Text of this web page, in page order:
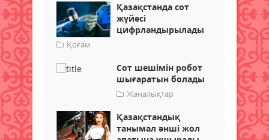
Қазақстанда сот
жүйесі
цифрландырылады
Қоғам
Сот шешімін робот
шығаратын болады
Жаңалықтар
Қазақстандық
танымал әнші жол